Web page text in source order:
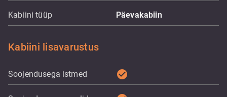
Kabiini tüüp Päevakabiin
Kabiini lisavarustus
Soojendusega istmed check_circle